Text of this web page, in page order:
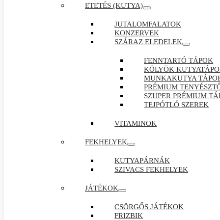
ETETÉS (KUTYA)
JUTALOMFALATOK
KONZERVEK
SZÁRAZ ELEDELEK
FENNTARTÓ TÁPOK
KÖLYÖK
MUNKAKUTYA
PRÉMIUM
SZUPER PRÉMIUM
TEJPÓTLÓ SZEREK
VITAMINOK
FEKHELYEK
KUTYAPÁRNÁK
SZIVACS FEKHELYEK
JÁTÉKOK
CSÖRGŐS JÁTÉKOK
FRIZBIK